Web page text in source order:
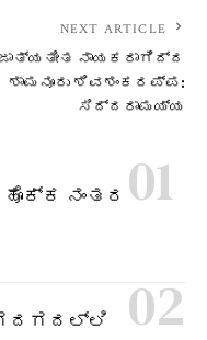
NEXT ARTICLE
ನಾಯಕರಾಗಿದ್ದ
ಶಾಮನೂರು ಶಿವಶಂಕರಪ್ಪ:
ಸಿದ್ದರಾಮಯ್ಯ
ನಂತರ